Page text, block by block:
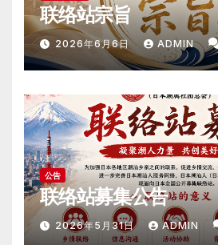
联络站宗旨
2026年6月6日 ADMIN
公告
联络站募集公告
2026年5月31日 ADMIN